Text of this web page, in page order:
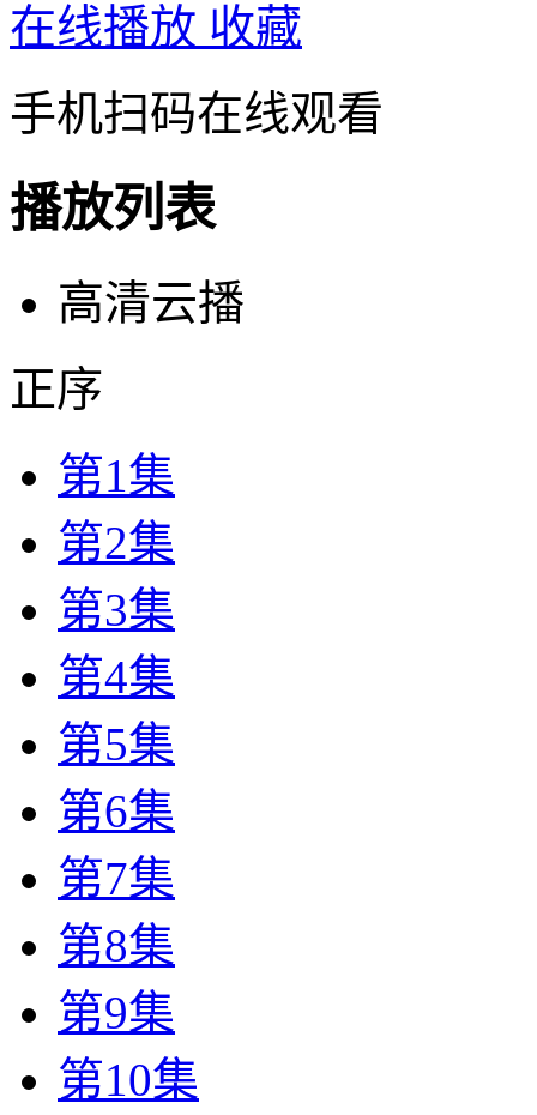
在线播放 收藏
手机扫码在线观看
播放列表
高清云播
正序
第1集
第2集
第3集
第4集
第5集
第6集
第7集
第8集
第9集
第10集